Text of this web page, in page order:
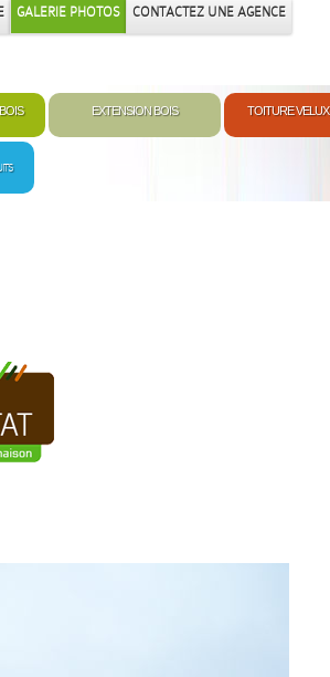
GALERIE PHOTOS CONTACTEZ UNE AGENCE
EXTENSION BOIS TOITURE VELUX